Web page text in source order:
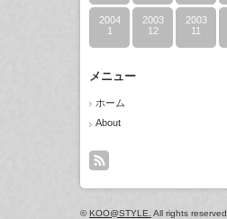
2004
1
2003
12
2003
11
メニュー
ホーム
About
©KOO@STYLE. All rights reserved.